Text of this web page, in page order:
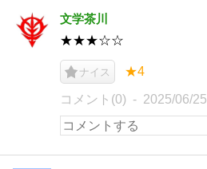
文学茶川
★★★☆☆
ナイス ★4
コメント(0) 2025/06/25